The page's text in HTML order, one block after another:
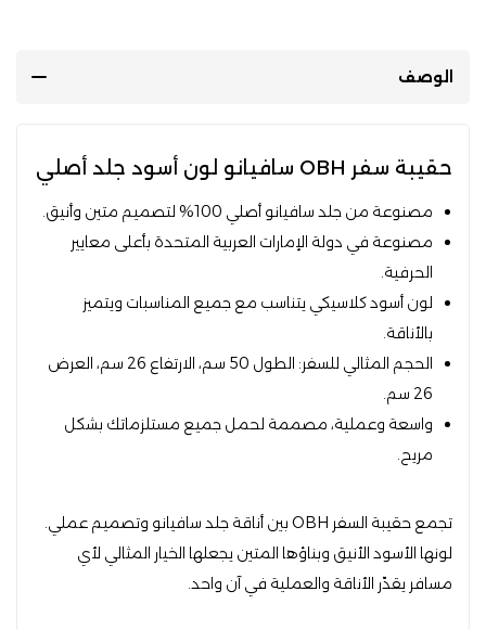
الوصف
حقيبة سفر OBH سافيانو لون أسود جلد أصلي
مصنوعة من جلد سافيانو أصلي 100% لتصميم متين وأنيق.
مصنوعة في دولة الإمارات العربية المتحدة بأعلى معايير
الحرفية.
لون أسود كلاسيكي يتناسب مع جميع المناسبات ويتميز
بالأناقة.
الحجم المثالي للسفر: الطول 50 سم، الارتفاع 26 سم، العرض
26 سم.
واسعة وعملية، مصممة لحمل جميع مستلزماتك بشكل
مريح.
تجمع حقيبة السفر OBH بين أناقة جلد سافيانو وتصميم عملي.
لونها الأسود الأنيق وبناؤها المتين يجعلها الخيار المثالي لأي
مسافر يقدّر الأناقة والعملية في آن واحد.